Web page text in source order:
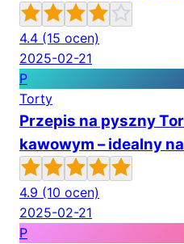
4.4 (15 ocen)
2025-02-21
P
Torty
Przepis na pyszny
kawowym – idealny
4.9 (10 ocen)
2025-02-21
P